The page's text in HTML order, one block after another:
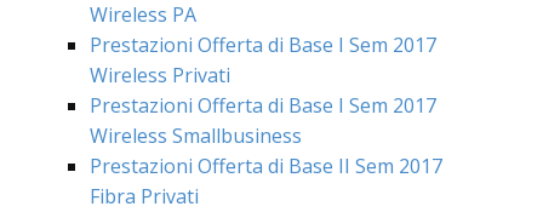
Wireless PA
Prestazioni Offerta di Base I Sem 2017
Wireless Privati
Prestazioni Offerta di Base I Sem 2017
Wireless Smallbusiness
Prestazioni Offerta di Base II Sem 2017
Fibra Privati